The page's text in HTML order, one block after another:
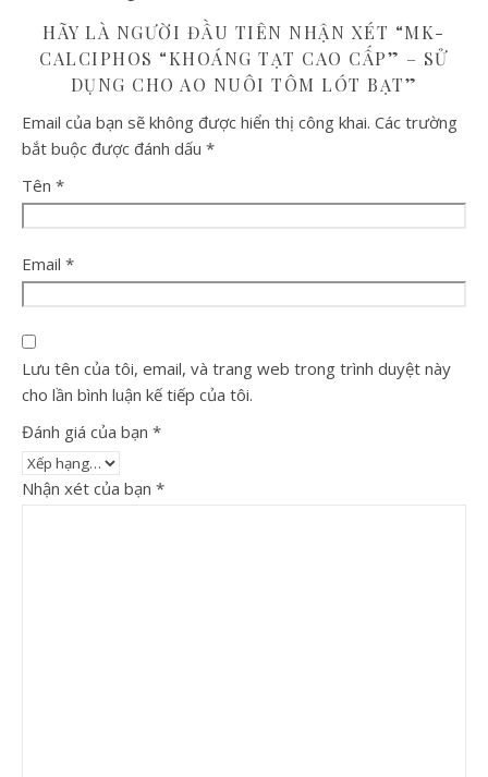
HÃY LÀ NGƯỜI ĐẦU TIÊN NHẬN XÉT “MK-
CALCIPHOS “KHOÁNG TẠT CAO CẤP” – SỬ
DỤNG CHO AO NUÔI TÔM LÓT BẠT”
Email của bạn sẽ không được hiển thị công khai. Các trường
bắt buộc được đánh dấu *
Tên *
Email *
Lưu tên của tôi, email, và trang web trong trình duyệt này
cho lần bình luận kế tiếp của tôi.
Đánh giá của bạn *
Nhận xét của bạn *